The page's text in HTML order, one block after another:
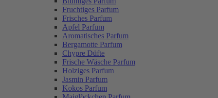
Fruchtiges Parfum
Frisches Parfum
Apfel Parfum
Aromatisches Parfum
Bergamotte Parfum
Chypre Düfte
Frische Wäsche Parfum
Holziges Parfum
Jasmin Parfum
Kokos Parfum